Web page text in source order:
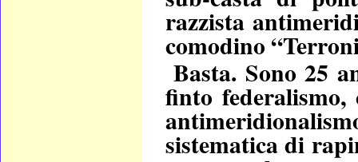
razzista
comodino
Basta. Sono 25
finto federalismo,
sistematica di